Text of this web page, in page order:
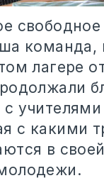
команда,
лагере
учителями
с какими
в